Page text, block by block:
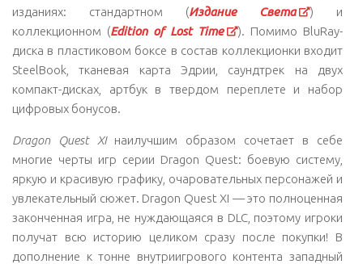
изданиях: стандартном (Издание Света
) и
коллекционном (Edition of Lost Time
). Помимо BluRay-
диска в пластиковом боксе в состав коллекционки входит
SteelBook, тканевая карта Эдрии, саундтрек на двух
компакт-дисках, артбук в твердом переплете и набор
цифровых бонусов.
Dragon Quest XIнаилучшим образом сочетает в себе
многие черты игр серии Dragon Quest: боевую систему,
яркую и красивую графику, очаровательных персонажей и
увлекательный сюжет. Dragon Quest XI — это полноценная
законченная игра, не нуждающаяся в DLC, поэтому игроки
получат всю историю целиком сразу после покупки! В
дополнение к тонне внутриигрового контента западный